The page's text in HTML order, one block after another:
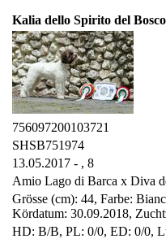
Kalia dello Spirito del
756097200103721
SHSB751974
13.05.2017 - , 8
Amio Lago di Barca x Diva
Grösse (cm): 44, Farbe:
Kördatum: 30.09.2018,
HD: B/B, PL: 0/0, ED: 0/0,